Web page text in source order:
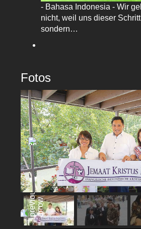
- Bahasa Indonesia - Wir
nicht, weil uns dieser
sondern…
Fotos